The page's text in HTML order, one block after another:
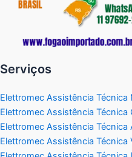
Serviços
Elettromec Assistência Técnica
Elettromec Assistência Técnica
Elettromec Assistência Técnica
Elettromec Assistência Técnica